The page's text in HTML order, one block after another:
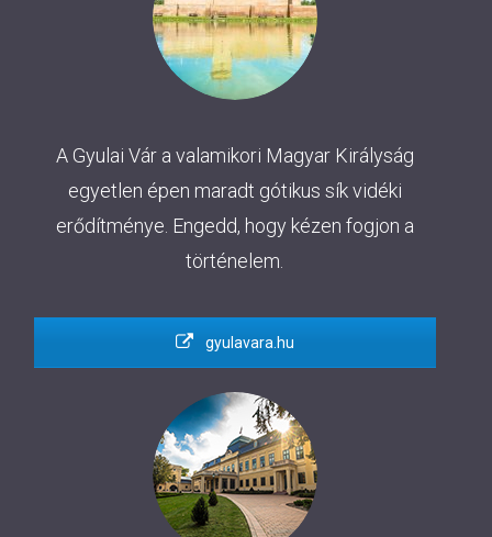
A Gyulai Vár a valamikori Magyar Királyság
egyetlen épen maradt gótikus sík vidéki
erődítménye. Engedd, hogy kézen fogjon a
történelem.
gyulavara.hu